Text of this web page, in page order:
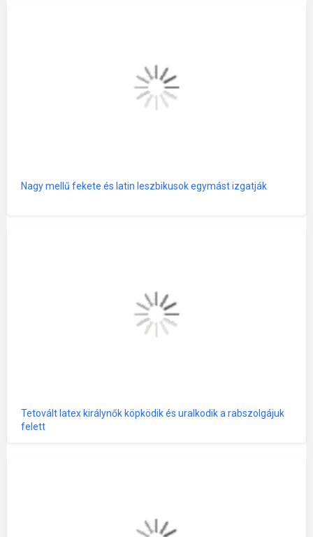
Nagy mellű fekete és latin leszbikusok egymást izgatják
Tetovált latex királynők köpködik és uralkodik a rabszolgájuk
felett